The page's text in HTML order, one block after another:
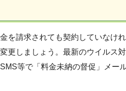
を請求されても契約していなけ
更しましょう。最新のウイルス
等で「料金未納の督促」メー